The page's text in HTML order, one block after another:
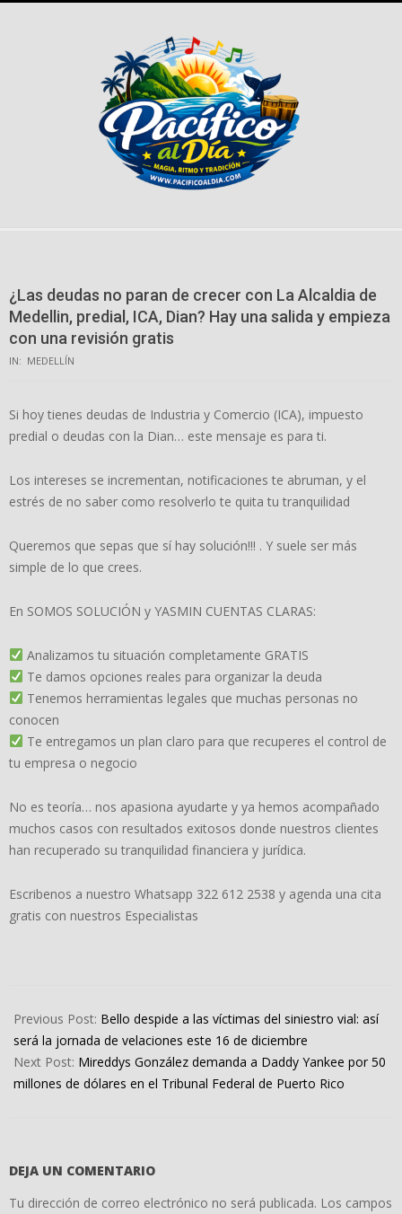
¿Las deudas no paran de crecer con La Alcaldia de
Medellin, predial, ICA, Dian? Hay una salida y empieza
con una revisión gratis
IN: MEDELLÍN
Si hoy tienes deudas de Industria y Comercio (ICA), impuesto
predial o deudas con la Dian… este mensaje es para ti.
Los intereses se incrementan, notificaciones te abruman, y el
estrés de no saber como resolverlo te quita tu tranquilidad
Queremos que sepas que sí hay solución!!! . Y suele ser más
simple de lo que crees.
En SOMOS SOLUCIÓN y YASMIN CUENTAS CLARAS:
Analizamos tu situación completamente GRATIS
Te damos opciones reales para organizar la deuda
Tenemos herramientas legales que muchas personas no
conocen
Te entregamos un plan claro para que recuperes el control de
tu empresa o negocio
No es teoría… nos apasiona ayudarte y ya hemos acompañado
muchos casos con resultados exitosos donde nuestros clientes
han recuperado su tranquilidad financiera y jurídica.
Escribenos a nuestro Whatsapp 322 612 2538 y agenda una cita
gratis con nuestros Especialistas
12-
16
Previous Post: Bello despide a las víctimas del siniestro vial: así
será la jornada de velaciones este 16 de diciembre
Next Post: Mireddys González demanda a Daddy Yankee por 50
millones de dólares en el Tribunal Federal de Puerto Rico
DEJA UN COMENTARIO
Tu dirección de correo electrónico no será publicada. Los campos